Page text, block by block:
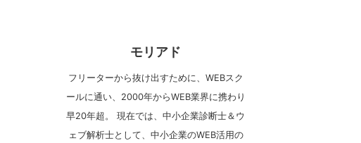
モリアド
フリーターから抜け出すために、WEBスク
ールに通い、2000年からWEB業界に携わり
早20年超。 現在では、中小企業診断士＆ウ
ェブ解析士として、中小企業のWEB活用の